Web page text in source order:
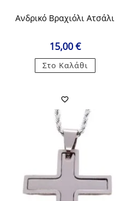
Ανδρικό Βραχιόλι Ατσάλι
15,00€
Στο Καλάθι